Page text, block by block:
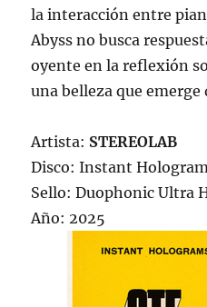
la interacción entre
Abyss no busca
oyente en la reflexión
una belleza que
Artista: STEREOLAB
Disco: Instant
Sello: Duophonic Ultra
Año: 2025